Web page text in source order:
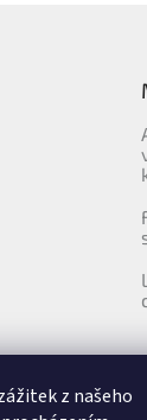
z našeho